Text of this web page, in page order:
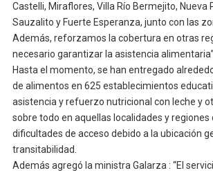
Castelli, Miraflores, Villa Río Bermejito, Nueva
Sauzalito y Fuerte Esperanza, junto con las
Además, reforzamos la cobertura en otras
necesario garantizar la asistencia
Hasta el momento, se han entregado
de alimentos en 625 establecimientos
asistencia y refuerzo nutricional con leche y
sobre todo en aquellas localidades y regiones
dificultades de acceso debido a la ubicación
transitabilidad.
Además agregó la ministra Galarza : “El